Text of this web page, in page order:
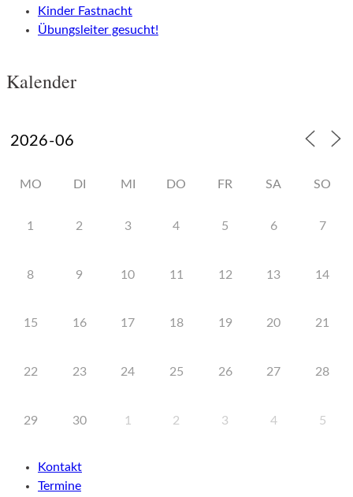
Kinder Fastnacht
Übungsleiter gesucht!
Kalender
MO DI MI DO FR SA SO
1 2 3 4 5 6 7
8 9 10 11 12 13 14
15 16 17 18 19 20 21
22 23 24 25 26 27 28
29 30 1 2 3 4 5
Kontakt
Termine